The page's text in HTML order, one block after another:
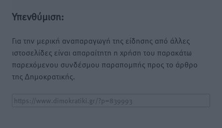
Υπενθύμιση:
Για την μερική αναπαραγωγή της είδησης από άλλες
ιστοσελίδες είναι απαραίτητη η χρήση του παρακάτω
παρεχόμενου συνδέσμου παραπομπής προς το άρθρο
της Δημοκρατικής.